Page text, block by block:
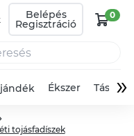
Belépés
Regisztráció
0
Ékszer Táska»
tojásfadíszek